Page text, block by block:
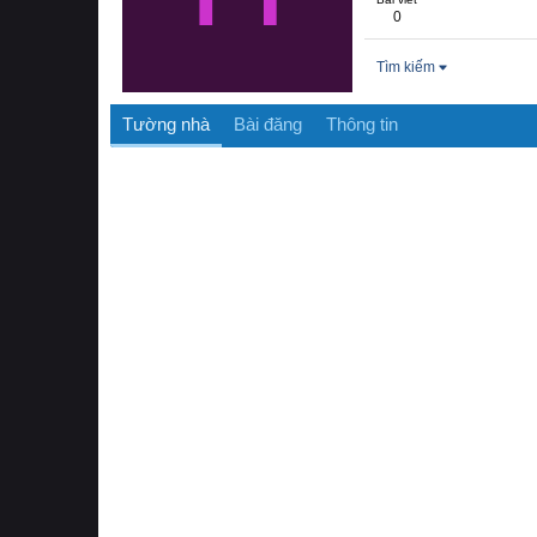
0
Tìm kiếm
Tường nhà Bài đăng Thông tin